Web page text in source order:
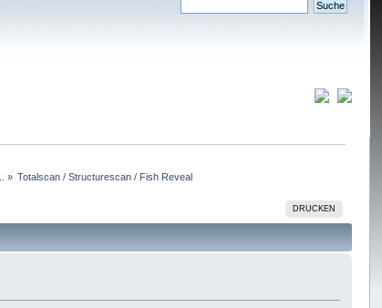
» Totalscan / Structurescan / Fish Reveal
DRUCKEN